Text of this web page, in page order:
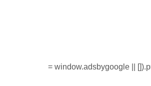
= window.adsbygoogle ||